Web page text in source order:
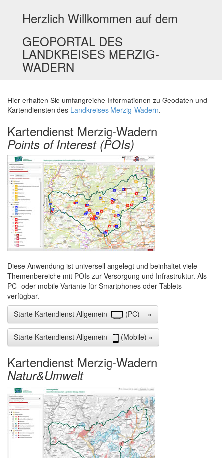
Herzlich Willkommen auf dem
GEOPORTAL DES
LANDKREISES MERZIG-
WADERN
Hier erhalten Sie umfangreiche Informationen zu Geodaten und
Kartendiensten des Landkreises Merzig-Wadern.
Kartendienst Merzig-Wadern
Points of Interest (POIs)
Diese Anwendung ist universell angelegt und beinhaltet viele
Themenbereiche mit POIs zur Versorgung und Infrastruktur. Als
PC- oder mobile Variante für Smartphones oder Tablets
verfügbar.
Starte Kartendienst Allgemein
(PC) »
Starte Kartendienst Allgemein (Mobile) »
Kartendienst Merzig-Wadern
Natur&Umwelt